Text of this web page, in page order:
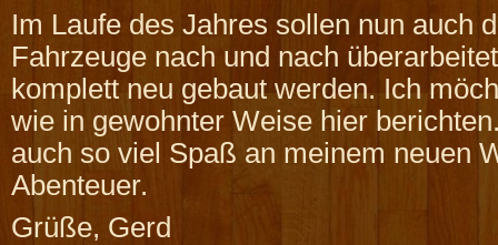
Im Laufe des Jahres sollen nun auch
Fahrzeuge nach und nach
komplett neu gebaut werden. Ich
wie in gewohnter Weise hier
auch so viel Spaß an meinem neuen
Abenteuer.
Grüße, Gerd